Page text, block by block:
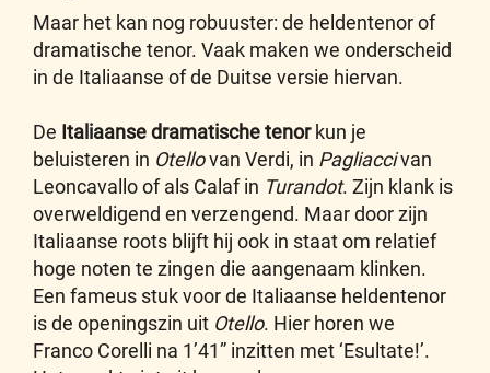
Maar het kan nog robuuster: de heldentenor of
dramatische tenor. Vaak maken we onderscheid
in de Italiaanse of de Duitse versie hiervan.
De Italiaanse dramatische tenorkun je
beluisteren in Otellovan Verdi, in Pagliaccivan
Leoncavallo of als Calaf in Turandot. Zijn klank is
overweldigend en verzengend. Maar door zijn
Italiaanse roots blijft hij ook in staat om relatief
hoge noten te zingen die aangenaam klinken.
Een fameus stuk voor de Italiaanse heldentenor
is de openingszin uit Otello. Hier horen we
Franco Corelli na 1’41” inzitten met ‘Esultate!’.